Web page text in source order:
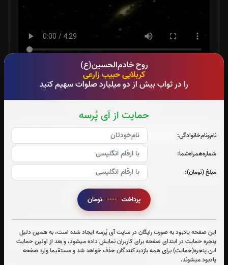
روح خادم‌الحسین(ع)
کربلایی حبیب زارعی
را در ثواب بیش از دو میلیارد صلوات سهیم کنید
حمایت از آی پُرسه
نام‌و‌نام‌خانوادگی:
شماره‌همراه‌شما:
مبلغ (تومان):
پرداخت ----
این صفحه یادبود به صورت رایگان در سایت آی پُرسه ایجاد شده است، به همین دلیل
پنجره حمایت در ابتدای صفحه برای کاربران نمایش داده میشود، و بعد از اولین حمایت
این پنجره(حمایت) برای همه بازدیدکنندگان حذف خواهد شد و مستقیما وارد صفحه
یادبود میشوند.
آیت الکرسی:
قرائت آیت الکرسی را تقبل میکنم
صوت آیت الکرسی
متن آیت الکرسی
زیارت عاشورا:
قرائت زیارت عاشورا را تقبل میکنم
صوت زیارت عاشورا - فرهمند
متن زیارت عاشورا